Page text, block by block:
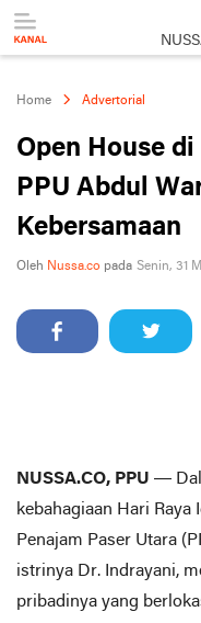
Home Advertorial
Open House
PPU Abdul
Kebersamaan
Oleh Nussa.co pada Senin, 31
NUSSA.CO, PPU —
kebahagiaan Hari
Penajam Paser Utara
istrinya Dr. Indrayani,
pribadinya yang